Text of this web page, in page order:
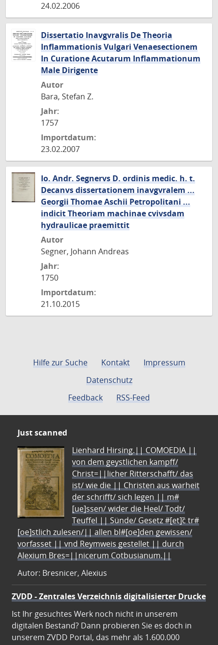
24.02.2006
Dissertatio Inavgvralis De Theoria
Inflammationis Vulgari Venaesectionem
In Curatione Acutarum Inflammationum
Male Dirigente
Autor
Bara, Stefan Z.
Jahr:
1757
Importdatum:
23.02.2007
Io. Andr. Segnervs D. ordinis medic. h. t.
Decanvs dissertationem inavgvralem ...
Georgii Thomae Aschii Petropolitani ...
indicit Theoriam machinae cvivsdam
hydraulicae praemittit
Autor
Segner, Johann Andreas
Jahr:
1750
Importdatum:
21.10.2015
Hilfe zur Suche Kontakt
Impressum
Datenschutz
Feedback
RSS-Feed
Just scanned
Lienhard Hirsing.|| COMOEDIA ||
von dem geystlichen kampff/
Christ=||licher Ritterschafft/ das
ist/ wie die || Christen aus warheit
der schrifft/ sich legen || m#
[ue]ssen/ wider die Heel/ Todt/
Teuffel || Sünde/ Gesetz #[et]c̃ tr#
[oe]stlich zulesen/|| allen bl#[oe]den gewissen/
vorfasset || vnd Reymweis gestellet || durch
Alexium Bres=||nicerum Cotbusianum.||
Autor: Bresnicer, Alexius
ZVDD - Zentrales Verzeichnis digitalisierter Drucke
Ist Ihr gesuchtes Werk noch nicht in unserem
digitalen Bestand? Dann probieren Sie es doch in
unserem ZVDD Portal, das mehr als 1.600.000